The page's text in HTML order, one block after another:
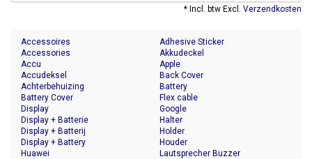
* Incl. btw Excl. Verzendkosten
Accessoires
Accessories
Accu
Accudeksel
Achterbehuizing
Adhesive Sticker
Akkudeckel
Apple
Back Cover
Battery
Battery Cover
Display
Display + Batterie
Display + Batterij
Display + Battery
Flex cable
Google
Halter
Holder
Houder
Huawei
Lautsprecher Buzzer